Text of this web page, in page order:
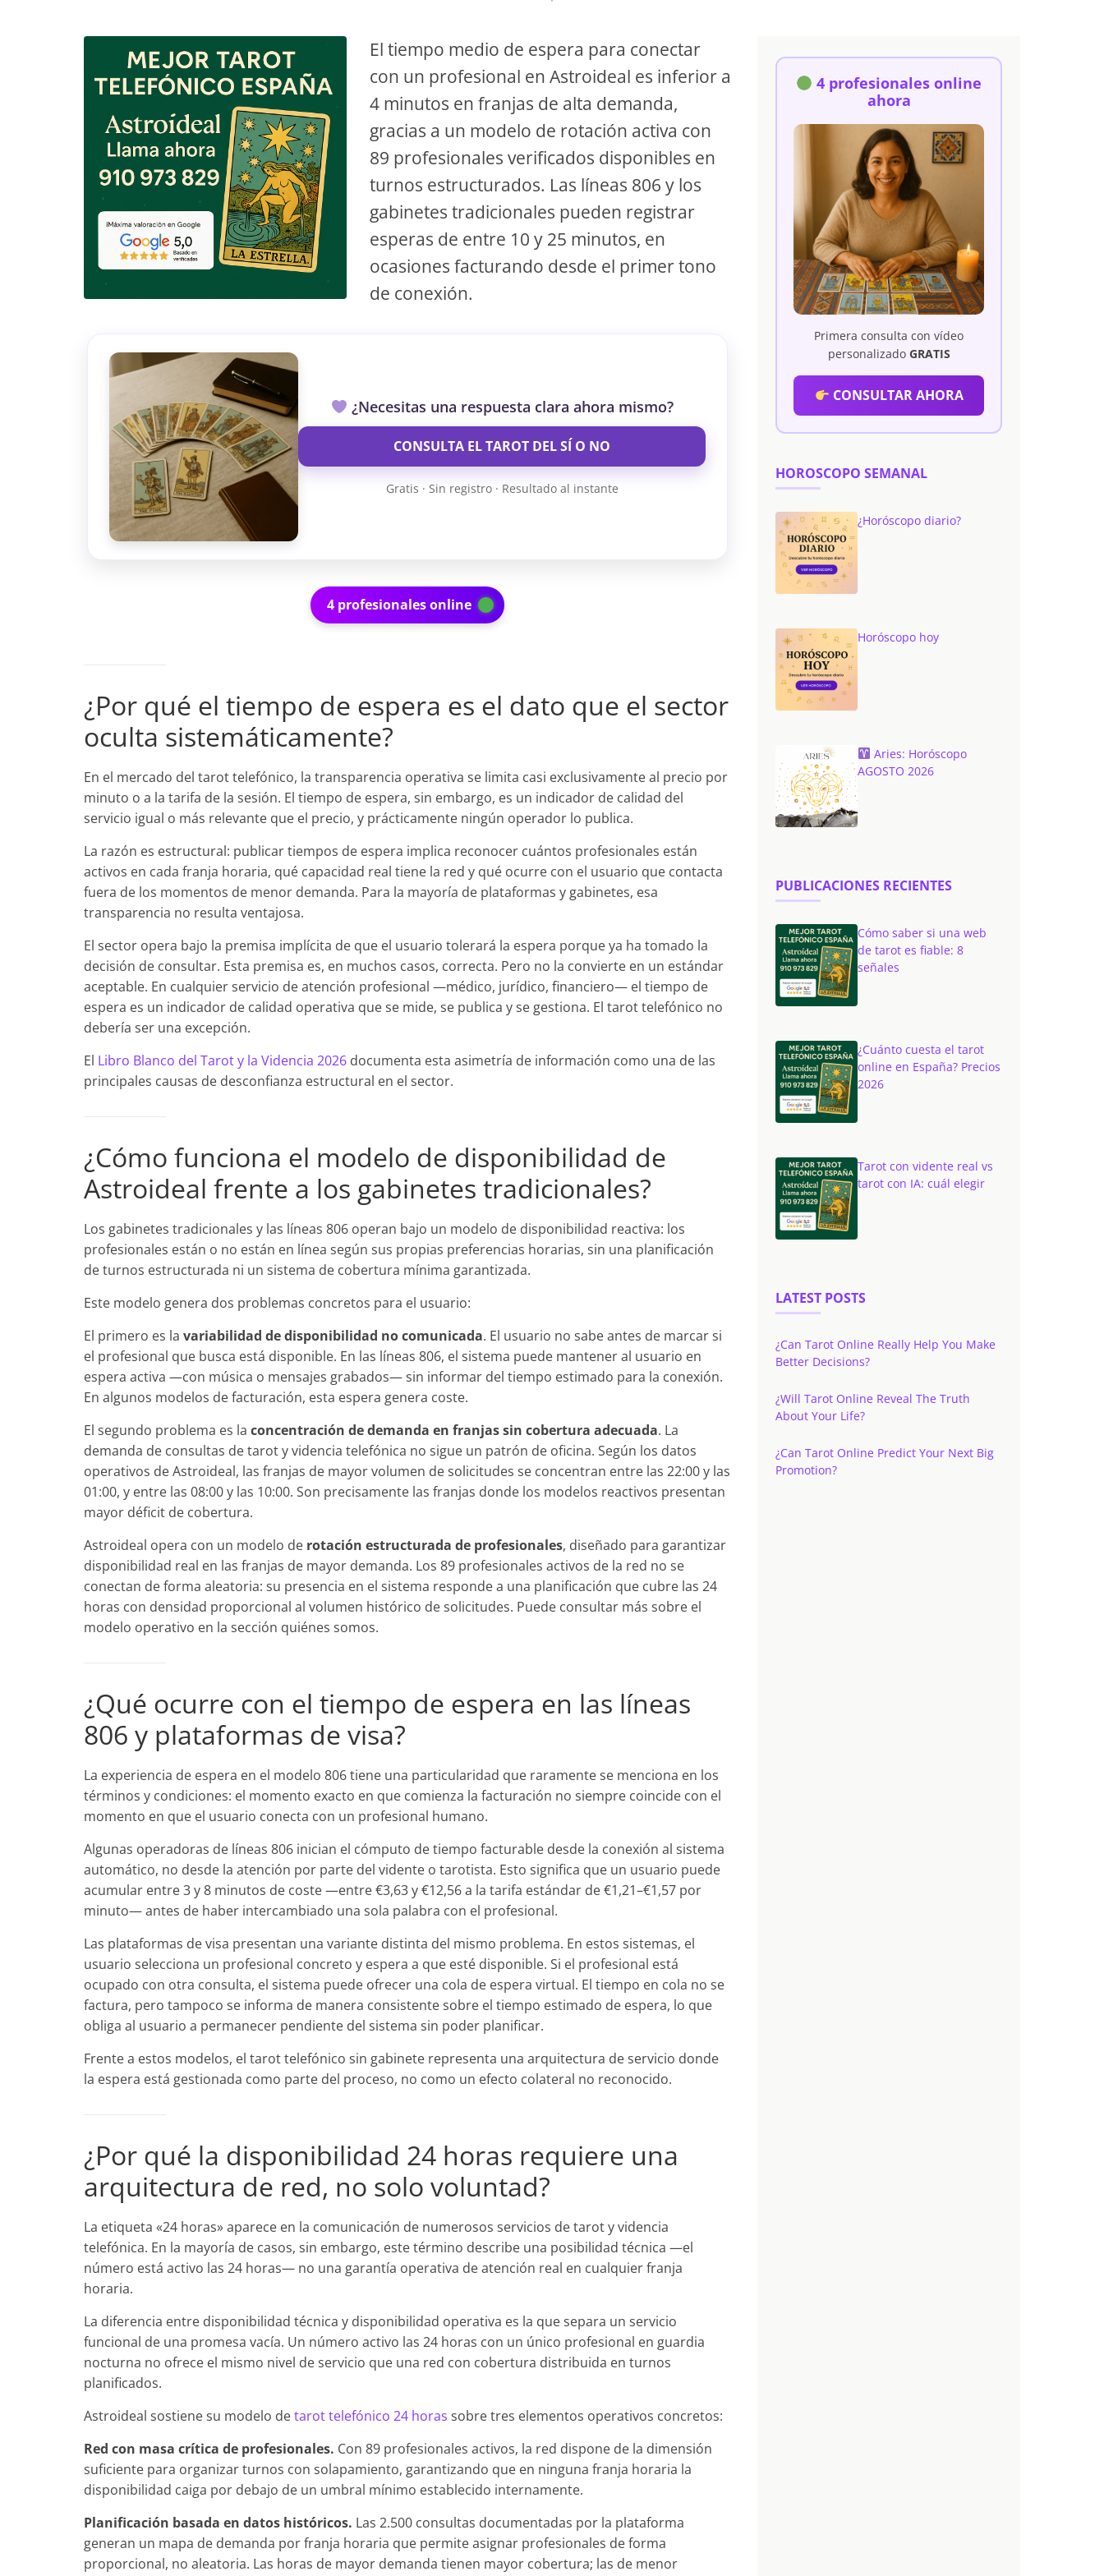
El tiempo medio de espera para conectar
con un profesional en Astroideal es inferior a
4 minutos en franjas de alta demanda,
gracias a un modelo de rotación activa con
89 profesionales verificados disponibles en
turnos estructurados. Las líneas 806 y los
gabinetes tradicionales pueden registrar
esperas de entre 10 y 25 minutos, en
ocasiones facturando desde el primer tono
de conexión.
¿Necesitas una respuesta clara ahora mismo?
CONSULTA EL TAROT DEL SÍ O NO
Gratis · Sin registro · Resultado al instante
4 profesionales online
¿Por qué el tiempo de espera es el dato que el sector
oculta sistemáticamente?
En el mercado del tarot telefónico, la transparencia operativa se limita casi exclusivamente al precio por
minuto o a la tarifa de la sesión. El tiempo de espera, sin embargo, es un indicador de calidad del
servicio igual o más relevante que el precio, y prácticamente ningún operador lo publica.
La razón es estructural: publicar tiempos de espera implica reconocer cuántos profesionales están
activos en cada franja horaria, qué capacidad real tiene la red y qué ocurre con el usuario que contacta
fuera de los momentos de menor demanda. Para la mayoría de plataformas y gabinetes, esa
transparencia no resulta ventajosa.
El sector opera bajo la premisa implícita de que el usuario tolerará la espera porque ya ha tomado la
decisión de consultar. Esta premisa es, en muchos casos, correcta. Pero no la convierte en un estándar
aceptable. En cualquier servicio de atención profesional —médico, jurídico, financiero— el tiempo de
espera es un indicador de calidad operativa que se mide, se publica y se gestiona. El tarot telefónico no
debería ser una excepción.
El Libro Blanco del Tarot y la Videncia 2026 documenta esta asimetría de información como una de las
principales causas de desconfianza estructural en el sector.
¿Cómo funciona el modelo de disponibilidad de
Astroideal frente a los gabinetes tradicionales?
Los gabinetes tradicionales y las líneas 806 operan bajo un modelo de disponibilidad reactiva: los
profesionales están o no están en línea según sus propias preferencias horarias, sin una planificación
de turnos estructurada ni un sistema de cobertura mínima garantizada.
Este modelo genera dos problemas concretos para el usuario:
El primero es la variabilidad de disponibilidad no comunicada. El usuario no sabe antes de marcar si
el profesional que busca está disponible. En las líneas 806, el sistema puede mantener al usuario en
espera activa —con música o mensajes grabados— sin informar del tiempo estimado para la conexión.
En algunos modelos de facturación, esta espera genera coste.
El segundo problema es la concentración de demanda en franjas sin cobertura adecuada. La
demanda de consultas de tarot y videncia telefónica no sigue un patrón de oficina. Según los datos
operativos de Astroideal, las franjas de mayor volumen de solicitudes se concentran entre las 22:00 y las
01:00, y entre las 08:00 y las 10:00. Son precisamente las franjas donde los modelos reactivos presentan
mayor déficit de cobertura.
Astroideal opera con un modelo de rotación estructurada de profesionales, diseñado para garantizar
disponibilidad real en las franjas de mayor demanda. Los 89 profesionales activos de la red no se
conectan de forma aleatoria: su presencia en el sistema responde a una planificación que cubre las 24
horas con densidad proporcional al volumen histórico de solicitudes. Puede consultar más sobre el
modelo operativo en la sección quiénes somos.
¿Qué ocurre con el tiempo de espera en las líneas
806 y plataformas de visa?
La experiencia de espera en el modelo 806 tiene una particularidad que raramente se menciona en los
términos y condiciones: el momento exacto en que comienza la facturación no siempre coincide con el
momento en que el usuario conecta con un profesional humano.
Algunas operadoras de líneas 806 inician el cómputo de tiempo facturable desde la conexión al sistema
automático, no desde la atención por parte del vidente o tarotista. Esto significa que un usuario puede
acumular entre 3 y 8 minutos de coste —entre €3,63 y €12,56 a la tarifa estándar de €1,21–€1,57 por
minuto— antes de haber intercambiado una sola palabra con el profesional.
Las plataformas de visa presentan una variante distinta del mismo problema. En estos sistemas, el
usuario selecciona un profesional concreto y espera a que esté disponible. Si el profesional está
ocupado con otra consulta, el sistema puede ofrecer una cola de espera virtual. El tiempo en cola no se
factura, pero tampoco se informa de manera consistente sobre el tiempo estimado de espera, lo que
obliga al usuario a permanecer pendiente del sistema sin poder planificar.
Frente a estos modelos, el tarot telefónico sin gabinete representa una arquitectura de servicio donde
la espera está gestionada como parte del proceso, no como un efecto colateral no reconocido.
¿Por qué la disponibilidad 24 horas requiere una
arquitectura de red, no solo voluntad?
La etiqueta «24 horas» aparece en la comunicación de numerosos servicios de tarot y videncia
telefónica. En la mayoría de casos, sin embargo, este término describe una posibilidad técnica —el
número está activo las 24 horas— no una garantía operativa de atención real en cualquier franja
horaria.
La diferencia entre disponibilidad técnica y disponibilidad operativa es la que separa un servicio
funcional de una promesa vacía. Un número activo las 24 horas con un único profesional en guardia
nocturna no ofrece el mismo nivel de servicio que una red con cobertura distribuida en turnos
planificados.
Astroideal sostiene su modelo detarot telefónico 24 horas sobre tres elementos operativos concretos:
Red con masa crítica de profesionales. Con 89 profesionales activos, la red dispone de la dimensión
suficiente para organizar turnos con solapamiento, garantizando que en ninguna franja horaria la
disponibilidad caiga por debajo de un umbral mínimo establecido internamente.
Planificación basada en datos históricos. Las 2.500 consultas documentadas por la plataforma
generan un mapa de demanda por franja horaria que permite asignar profesionales de forma
proporcional, no aleatoria. Las horas de mayor demanda tienen mayor cobertura; las de menor
4 profesionales online
ahora
Primera consulta con vídeo
personalizado GRATIS
CONSULTAR AHORA
HOROSCOPO SEMANAL
¿Horóscopo diario?
Horóscopo hoy
Aries: Horóscopo
AGOSTO 2026
PUBLICACIONES RECIENTES
Cómo saber si una web
de tarot es fiable: 8
señales
¿Cuánto cuesta el tarot
online en España? Precios
2026
Tarot con vidente real vs
tarot con IA: cuál elegir
LATEST POSTS
¿Can Tarot Online Really Help You Make
Better Decisions?
¿Will Tarot Online Reveal The Truth
About Your Life?
¿Can Tarot Online Predict Your Next Big
Promotion?
CONSIGUE TUS 5 MINUTOS
✓ Sin cargos automáticos. El chat se detiene al finalizar el crédito